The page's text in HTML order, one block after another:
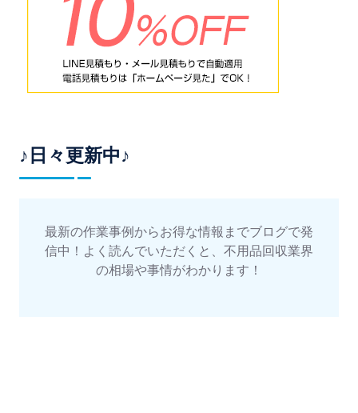
♪日々更新中♪
最新の作業事例からお得な情報までブログで発
信中！よく読んでいただくと、不用品回収業界
の相場や事情がわかります！